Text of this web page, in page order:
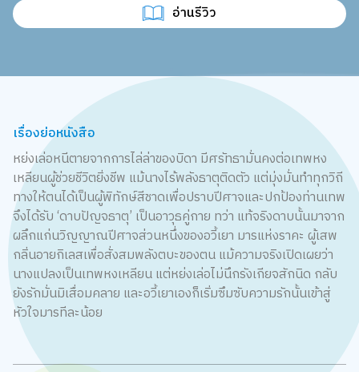
อ่านรีวิว
เรื่องย่อหนังสือ
หย่งเล่อหนีตายจากการไล่ล่าของบิดา มีศรัทธามั่นคงต่อเทพหง
เหลียนผู้ช่วยชีวิตยิ่งชีพ แม้นางไร้พลังธาตุติดตัว แต่มุ่งมั่นทำทุกวิถี
ทางให้ตนได้เป็นผู้พิทักษ์สีชาดเพื่อปราบปีศาจและปกป้องท่านเทพ
จึงได้รับ ‘ดาบปัญจธาตุ’ เป็นอาวุธคู่กาย ทว่า แท้จริงดาบนั้นมาจาก
ผลึกแก่นวิญญาณปีศาจส่วนหนึ่งของอวี้เยา มารแห่งราคะ ผู้เสพ
กลิ่นอายกิเลสเพื่อสั่งสมพลังตบะของตน แม้ความจริงเปิดเผยว่า
นางแปลงเป็นเทพหงเหลียน แต่หย่งเล่อไม่นึกรังเกียจสักนิด กลับ
ยังรักมั่นมิเสื่อมคลาย และอวี้เยาเองก็เริ่มซึมซับความรักนั้นเข้าสู่
หัวใจมารทีละน้อย